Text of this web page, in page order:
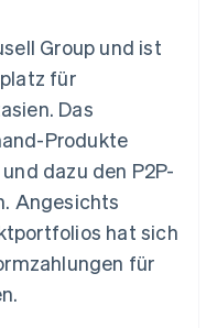
und
So
Group und ist
für
Das
Produkte
dazu den P2P-
Angesichts
hat sich
für